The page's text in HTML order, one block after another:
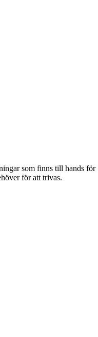
som finns till hands för
för att trivas.